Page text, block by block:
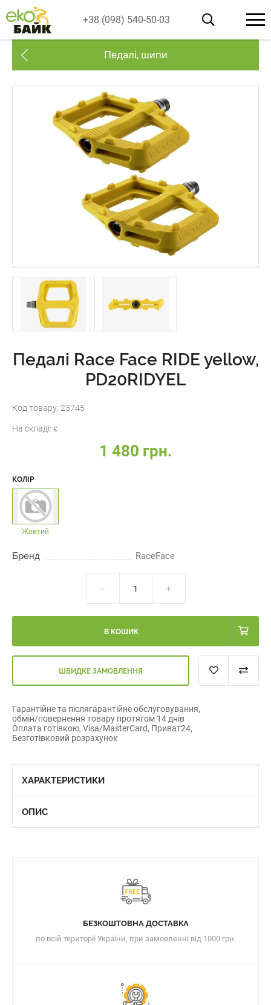
+38 (098) 540-50-03
Педалі, шипи
Педалі Race Face RIDE yellow,
PD20RIDYEL
Код товару: 23745
На складі: є
1 480 грн.
КОЛІР
Жовтий
Бренд RaceFace
В КОШИК
ШВИДКЕ ЗАМОВЛЕННЯ
Гарантійне та післягарантійне обслуговування,
обмін/повернення товару протягом 14 днів
Оплата готівкою, Visa/MasterCard, Приват24,
Безготівковий розрахунок
ХАРАКТЕРИСТИКИ
ОПИС
БЕЗКОШТОВНА ДОСТАВКА
по всій території України, при замовленні від 1000 грн.